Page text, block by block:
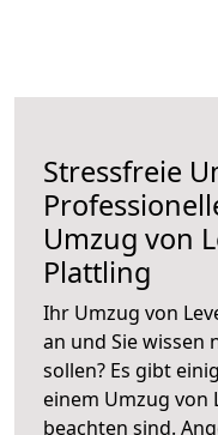
Stressfreie
Umzug von
Plattling
Ihr Umzug von
an und Sie wissen
sollen? Es gibt
einem Umzug von
beachten sind.